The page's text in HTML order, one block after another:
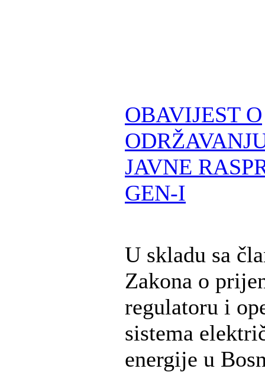
OBAVIJEST O
JAVNE
GEN-I
U skladu sa
Zakona o
regulatoru i
sistema
energije u